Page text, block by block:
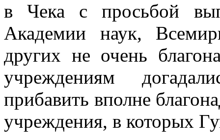
в Чека с просьбой
Академии наук,
других не очень
учреждениям
прибавить вполне
учреждения, в которых